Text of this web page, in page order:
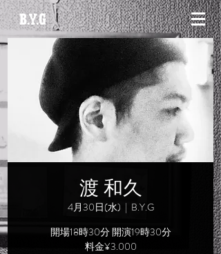
渡 和久
4月30日(水)
  |
B.Y.G
開場18時30分 開演19時30分
料金¥3.000